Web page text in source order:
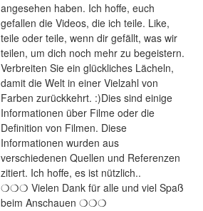
angesehen haben. Ich hoffe, euch
gefallen die Videos, die ich teile. Like,
teile oder teile, wenn dir gefällt, was wir
teilen, um dich noch mehr zu begeistern.
Verbreiten Sie ein glückliches Lächeln,
damit die Welt in einer Vielzahl von
Farben zurückkehrt. :)Dies sind einige
Informationen über Filme oder die
Definition von Filmen. Diese
Informationen wurden aus
verschiedenen Quellen und Referenzen
zitiert. Ich hoffe, es ist nützlich..
❍❍❍ Vielen Dank für alle und viel Spaß
beim Anschauen ❍❍❍